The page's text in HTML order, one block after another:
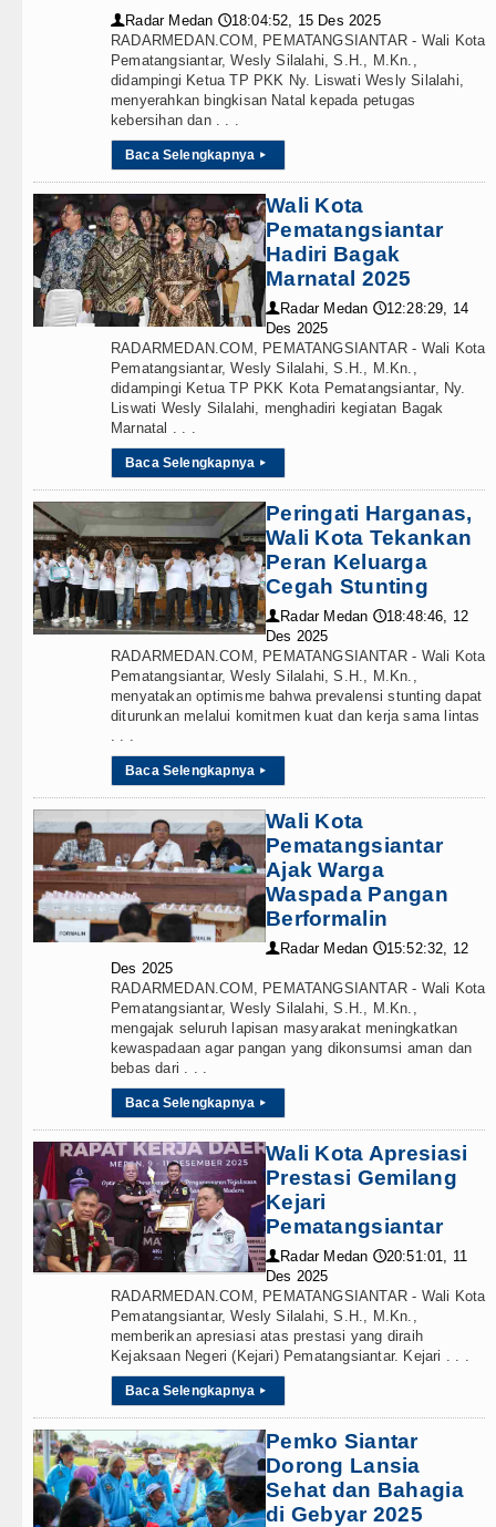
👤 Radar Medan 🕔18:04:52, 15 Des 2025
RADARMEDAN.COM, PEMATANGSIANTAR - Wali Kota
Pematangsiantar, Wesly Silalahi, S.H., M.Kn.,
didampingi Ketua TP PKK Ny. Liswati Wesly Silalahi,
menyerahkan bingkisan Natal kepada petugas
kebersihan dan . . .
Baca Selengkapnya ▸
Wali Kota
Pematangsiantar
Hadiri Bagak
Marnatal 2025
👤 Radar Medan 🕔12:28:29, 14
Des 2025
RADARMEDAN.COM, PEMATANGSIANTAR - Wali Kota
Pematangsiantar, Wesly Silalahi, S.H., M.Kn.,
didampingi Ketua TP PKK Kota Pematangsiantar, Ny.
Liswati Wesly Silalahi, menghadiri kegiatan Bagak
Marnatal . . .
Baca Selengkapnya ▸
Peringati Harganas,
Wali Kota Tekankan
Peran Keluarga
Cegah Stunting
👤 Radar Medan 🕔18:48:46, 12
Des 2025
RADARMEDAN.COM, PEMATANGSIANTAR - Wali Kota
Pematangsiantar, Wesly Silalahi, S.H., M.Kn.,
menyatakan optimisme bahwa prevalensi stunting dapat
diturunkan melalui komitmen kuat dan kerja sama lintas
. . .
Baca Selengkapnya ▸
Wali Kota
Pematangsiantar
Ajak Warga
Waspada Pangan
Berformalin
👤 Radar Medan 🕔15:52:32, 12
Des 2025
RADARMEDAN.COM, PEMATANGSIANTAR - Wali Kota
Pematangsiantar, Wesly Silalahi, S.H., M.Kn.,
mengajak seluruh lapisan masyarakat meningkatkan
kewaspadaan agar pangan yang dikonsumsi aman dan
bebas dari . . .
Baca Selengkapnya ▸
Wali Kota Apresiasi
Prestasi Gemilang
Kejari
Pematangsiantar
👤 Radar Medan 🕔20:51:01, 11
Des 2025
RADARMEDAN.COM, PEMATANGSIANTAR - Wali Kota
Pematangsiantar, Wesly Silalahi, S.H., M.Kn.,
memberikan apresiasi atas prestasi yang diraih
Kejaksaan Negeri (Kejari) Pematangsiantar. Kejari . . .
Baca Selengkapnya ▸
Pemko Siantar
Dorong Lansia
Sehat dan Bahagia
di Gebyar 2025